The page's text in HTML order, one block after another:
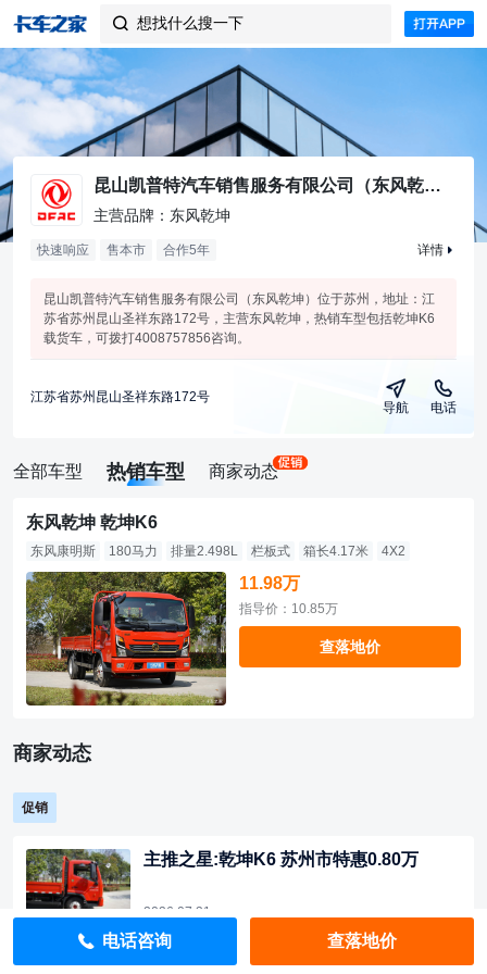
 想找什么搜一下
昆山凯普特汽车销售服务有限公司（东风乾坤）
主营品牌：东风乾坤
快速响应 售本市 合作5年 详情
昆山凯普特汽车销售服务有限公司（东风乾坤）位于苏州，地址：江
苏省苏州昆山圣祥东路172号，主营东风乾坤，热销车型包括乾坤K6
载货车，可拨打4008757856咨询。
江苏省苏州昆山圣祥东路172号
导航 电话
全部车型 热销车型 商家动态
东风乾坤 乾坤K6
东风康明斯 180马力 排量2.498L 栏板式 箱长4.17米 4X2
11.98万
指导价：10.85万
查落地价
商家动态
促销
主推之星:乾坤K6 苏州市特惠0.80万
2026.07.31
主推乾坤K6!苏州市限时特惠直降0.80万
电话咨询 查落地价